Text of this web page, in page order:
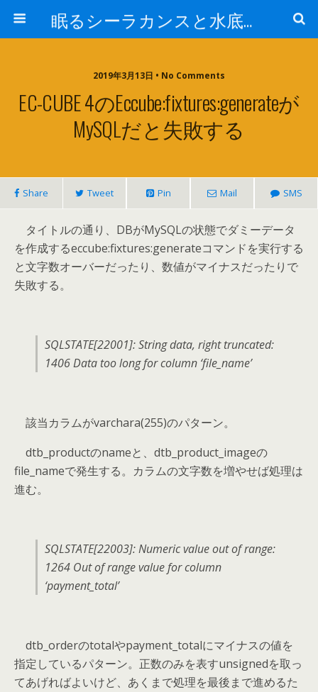
眠るシーラカンスと水底のプログラマー
2019年3月13日 • No Comments
EC-CUBE 4のeccube:fixtures:generateが
MySQLだと失敗する
Share Tweet Pin Mail SMS
タイトルの通り、DBがMySQLの状態でダミーデータ
を作成するeccube:fixtures:generateコマンドを実行する
と文字数オーバーだったり、数値がマイナスだったりで
失敗する。
SQLSTATE[22001]: String data, right truncated:
1406 Data too long for column ‘file_name’
該当カラムがvarchara(255)のパターン。
dtb_productのnameと、dtb_product_imageの
file_nameで発生する。カラムの文字数を増やせば処理は
進む。
SQLSTATE[22003]: Numeric value out of range:
1264 Out of range value for column
‘payment_total’
dtb_orderのtotalやpayment_totalにマイナスの値を
指定しているパターン。正数のみを表すunsignedを取っ
てあげればよいけど、あくまで処理を最後まで進めるた